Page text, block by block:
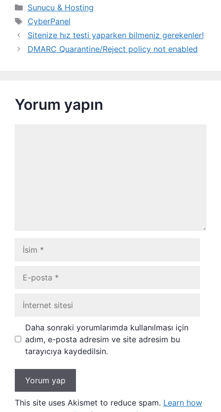
Kategoriler
Sunucu & Hosting
Etiketler
CyberPanel
Sitenize hız testi yaparken bilmeniz gerekenler!
DMARC Quarantine/Reject policy not enabled
Yorum yapın
İsim
posta
İnternet
sitesi
Daha sonraki yorumlarımda kullanılması için
adım, e-posta adresim ve site adresim bu
tarayıcıya kaydedilsin.
This site uses Akismet to reduce spam. Learn how